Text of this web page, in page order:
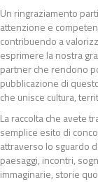
Un ringraziamento
attenzione e
contribuendo a
esprimere la nostra
partner che rendono
pubblicazione di
che unisce cultura,
La raccolta che avete
semplice esito di
attraverso lo sguardo
paesaggi, incontri,
immaginarie, storie